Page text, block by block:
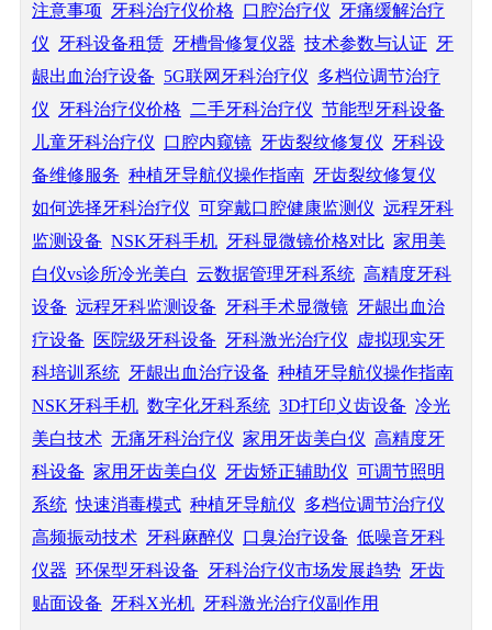
注意事项
牙科治疗仪价格 口腔治疗仪
牙痛缓解治疗
仪
牙科设备租赁 牙槽骨修复仪器 技术参数与认证
牙
龈出血治疗设备 5G联网牙科治疗仪 多档位调节治疗
仪
牙科治疗仪价格 二手牙科治疗仪 节能型牙科设备
儿童牙科治疗仪 口腔内窥镜 牙齿裂纹修复仪
牙科设
备维修服务 种植牙导航仪操作指南 牙齿裂纹修复仪
如何选择牙科治疗仪 可穿戴口腔健康监测仪 远程牙科
监测设备 NSK牙科手机 牙科显微镜价格对比 家用美
白仪vs诊所冷光美白 云数据管理牙科系统 高精度牙科
设备 远程牙科监测设备 牙科手术显微镜 牙龈出血治
疗设备
医院级牙科设备 牙科激光治疗仪
虚拟现实牙
科培训系统 牙龈出血治疗设备 种植牙导航仪操作指南
NSK牙科手机 数字化牙科系统 3D打印义齿设备 冷光
美白技术 无痛牙科治疗仪 家用牙齿美白仪 高精度牙
科设备 家用牙齿美白仪 牙齿矫正辅助仪 可调节照明
系统 快速消毒模式 种植牙导航仪 多档位调节治疗仪
高频振动技术 牙科麻醉仪 口臭治疗设备 低噪音牙科
仪器 环保型牙科设备 牙科治疗仪市场发展趋势 牙齿
贴面设备
牙科X光机 牙科激光治疗仪副作用